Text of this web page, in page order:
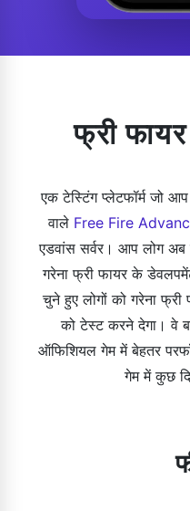
फ्री
एक टेस्टिंग प्लेटफॉर्म जो
वाले Free Fire
एडवांस सर्वर। आप लोग
गरेना फ्री फायर के
चुने हुए लोगों को गरेना फ्री
को टेस्ट करने देगा। वे
ऑफिशियल गेम में बेहतर
गेम में कुछ